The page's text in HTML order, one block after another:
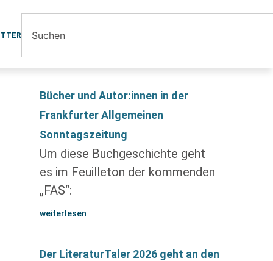
Bücher und Autor:innen in der
Frankfurter Allgemeinen
Sonntagszeitung
Um diese Buchgeschichte geht
es im Feuilleton der kommenden
„FAS“:
weiterlesen
Der LiteraturTaler 2026 geht an den